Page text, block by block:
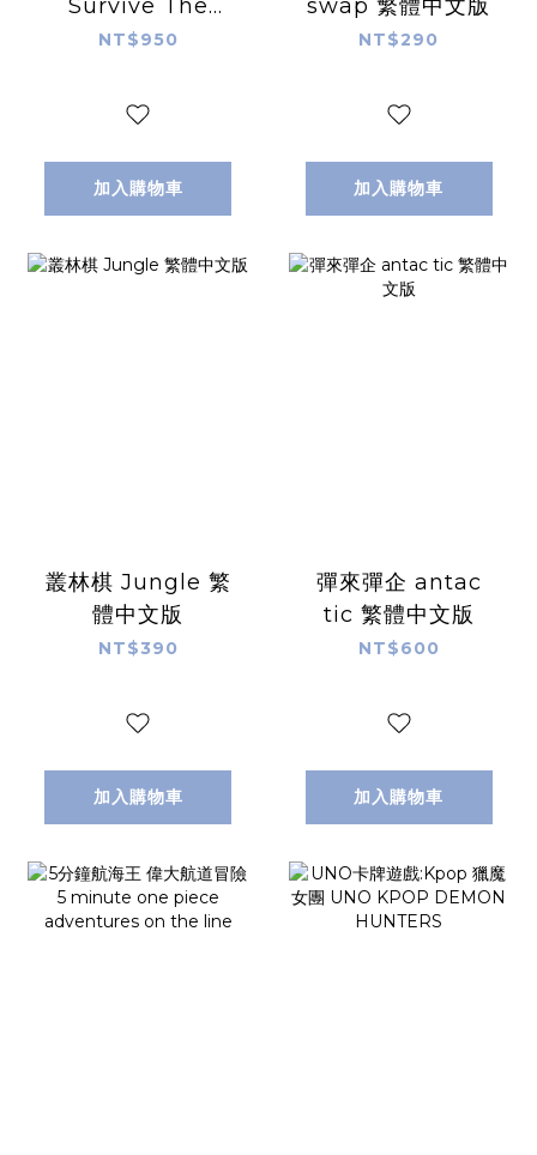
Survive The
Island 繁體中文版
版
NT$950
加入購物車
swap 繁體中文版
NT$290
加入購物車
叢林棋 Jungle 繁
體中文版
NT$390
加入購物車
彈來彈企 antac
tic 繁體中文版
NT$600
加入購物車